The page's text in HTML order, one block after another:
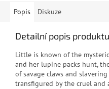
Popis Diskuze
Detailní popis produktu
Little is known of the
and her lupine packs hunt,
of savage claws and
transfigured by the cruel and